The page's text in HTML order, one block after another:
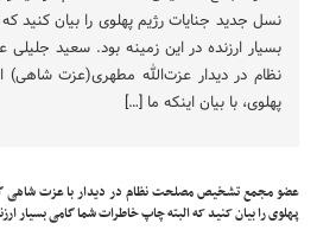
نسل جدید جنایات رژیم پهلوی را بیان کنید
بسیار ارزنده در این زمینه بود. سعید
نظام در دیدار عزت‌الله مطهری(عزت شاهی)
پهلوی، با بیان اینکه ما […]
عضو مجمع تشخیص مصلحت نظام در دیدار با عزت شاهی
پهلوی را بیان کنید که البته چاپ خاطرات شما گامی بسیار